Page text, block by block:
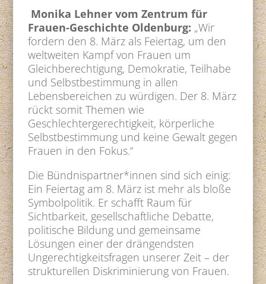
Monika Lehner vom Zentrum für
Frauen-Geschichte Oldenburg: „Wir
fordern den 8. März als Feiertag, um den
weltweiten Kampf von Frauen um
Gleichberechtigung, Demokratie, Teilhabe
und Selbstbestimmung in allen
Lebensbereichen zu würdigen. Der 8. März
rückt somit Themen wie
Geschlechtergerechtigkeit, körperliche
Selbstbestimmung und keine Gewalt gegen
Frauen in den Fokus.“
Die Bündnispartner*innen sind sich einig:
Ein Feiertag am 8. März ist mehr als bloße
Symbolpolitik. Er schafft Raum für
Sichtbarkeit, gesellschaftliche Debatte,
politische Bildung und gemeinsame
Lösungen einer der drängendsten
Ungerechtigkeitsfragen unserer Zeit – der
strukturellen Diskriminierung von Frauen.